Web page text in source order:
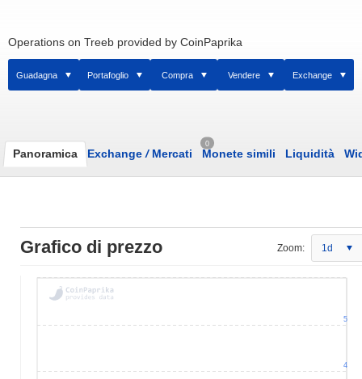
Operations on Treeb provided by CoinPaprika
Guadagna Portafoglio Compra Vendere Exchange
Panoramica Exchange /Mercati
0
Monete simili Liquidità
Grafico di prezzo Zoom: 1d
4
5